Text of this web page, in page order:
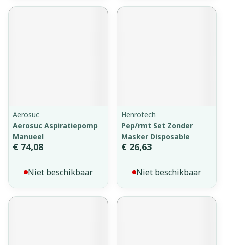
Aerosuc
Aerosuc Aspiratiepomp
Manueel
€ 74,08
Niet beschikbaar
Henrotech
Pep/rmt Set Zonder
Masker Disposable
€ 26,63
Niet beschikbaar